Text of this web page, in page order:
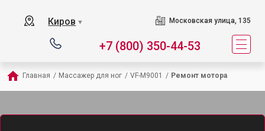
Киров ▼ Московская улица, 135
+7 (800) 350-44-53
Главная / Массажер для ног / VF-M9001 / Ремонт мотора